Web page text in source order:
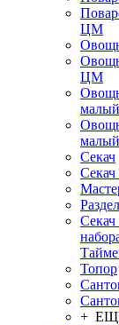
ЦМ
ЦМ
малый
Секач
Секач
Топор
+